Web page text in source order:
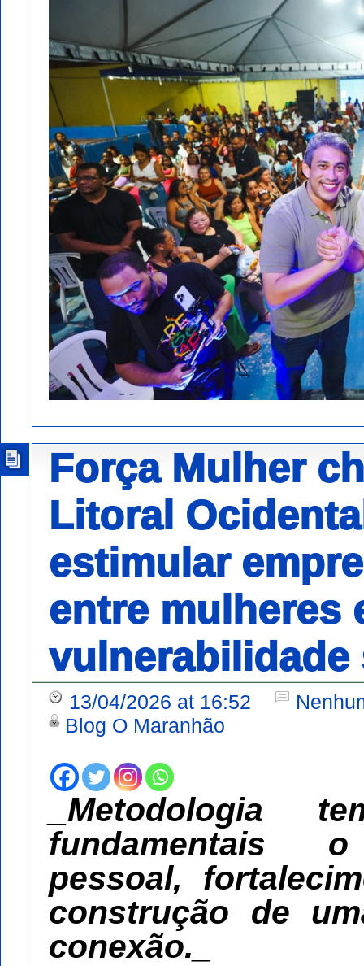
Força Mulher
Litoral
estimular
entre mulheres
vulnerabilidade
13/04/2026 at 16:52
Blog O Maranhão
_Metodologia
fundamentais o
pessoal,
construção de
conexão._